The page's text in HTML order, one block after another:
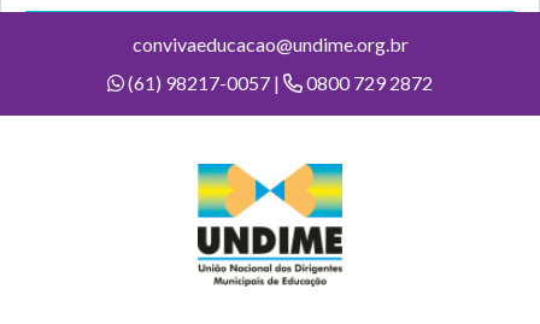
convivaeducacao@undime.org.br
(61) 98217-0057 |
0800 729 2872